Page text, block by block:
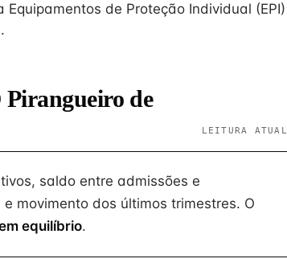
de Proteção Individual (EPI)
de
LEITURA ATUAL
saldo entre admissões e
movimento dos últimos trimestres. O
equilíbrio.